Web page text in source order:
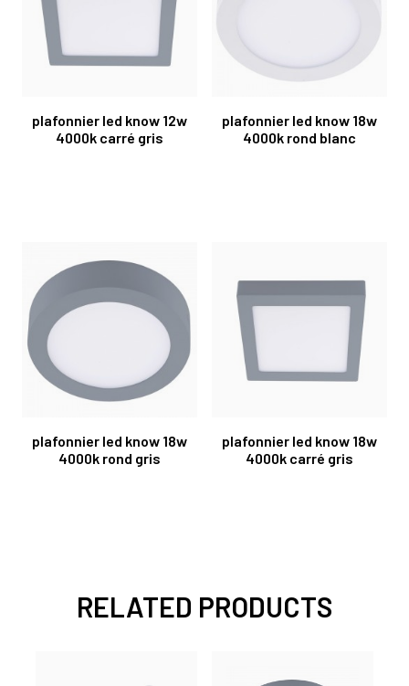
plafonnier led know 12w
4000k carré gris
plafonnier led know 18w
4000k rond blanc
plafonnier led know 18w
4000k rond gris
plafonnier led know 18w
4000k carré gris
RELATED PRODUCTS